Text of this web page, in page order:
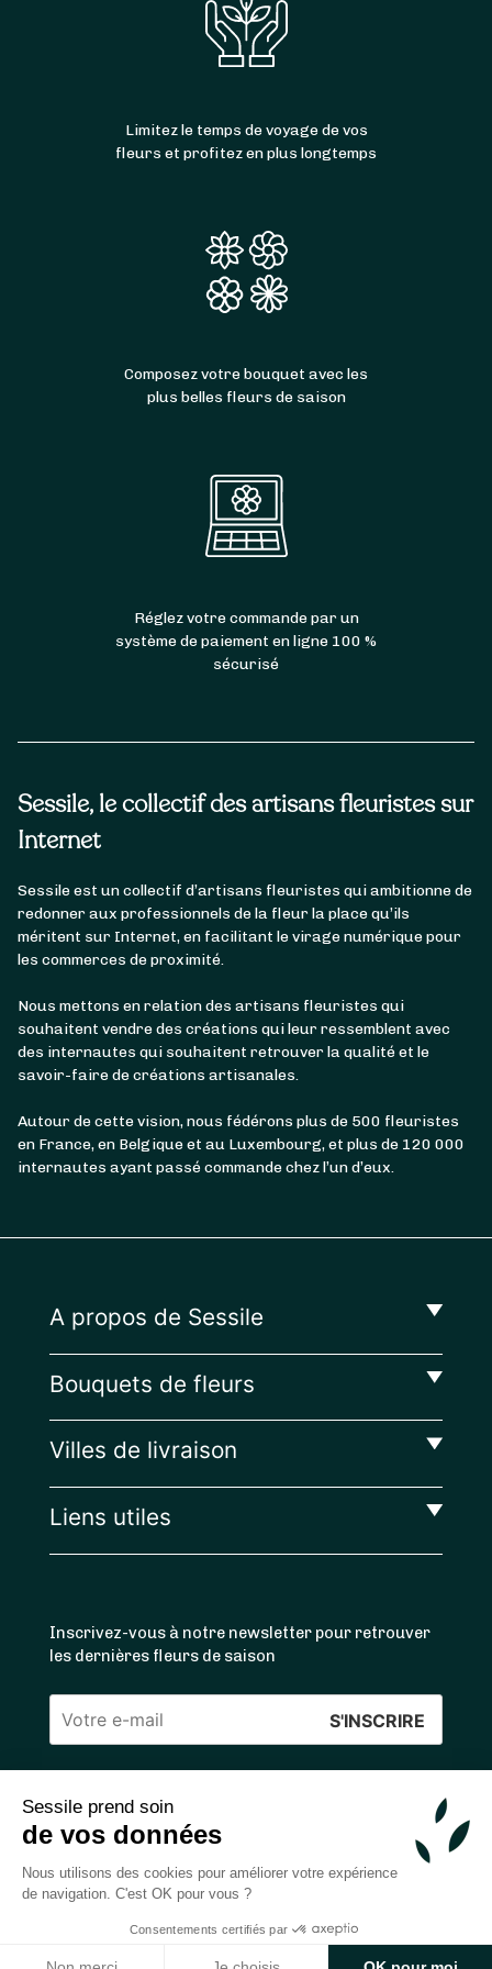
Sessile prend soin
de vos données
Nous utilisons des cookies pour améliorer votre expérience
de navigation. C'est OK pour vous ?
Consentements certifiés par
Sessile, le collectif des artisans fleuristes sur
Internet
Sessile est un collectif d’artisans fleuristes qui ambitionne de
redonner aux professionnels de la fleur la place qu’ils
méritent sur Internet, en facilitant le virage numérique pour
les commerces de proximité.
Nous mettons en relation des artisans fleuristes qui
souhaitent vendre des créations qui leur ressemblent avec
des internautes qui souhaitent retrouver la qualité et le
savoir-faire de créations artisanales.
Autour de cette vision, nous fédérons plus de 500 fleuristes
en France, en Belgique et au Luxembourg, et plus de 120 000
internautes ayant passé commande chez l’un d’eux.
Limitez le temps de voyage de vos
fleurs et profitez en plus longtemps
Composez votre bouquet avec les
plus belles fleurs de saison
Réglez votre commande par un
système de paiement en ligne 100 %
sécurisé
A propos de Sessile
Bouquets de fleurs
Villes de livraison
Liens utiles
Inscrivez-vous à notre newsletter pour retrouver
les dernières fleurs de saison
ce
champ
vide.
4.4/5 ⭐ | 120 000+ bouquets livrés |
Achats 100% sécurisés
2026 — © Sessile SAS